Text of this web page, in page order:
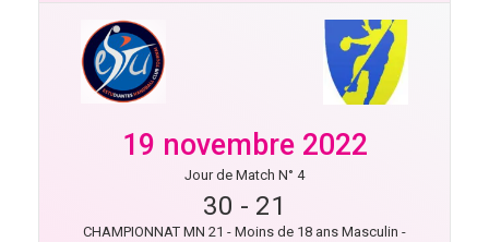
19 novembre 2022
Jour de Match N° 4
30 - 21
CHAMPIONNAT MN 21 - Moins de 18 ans Masculin -